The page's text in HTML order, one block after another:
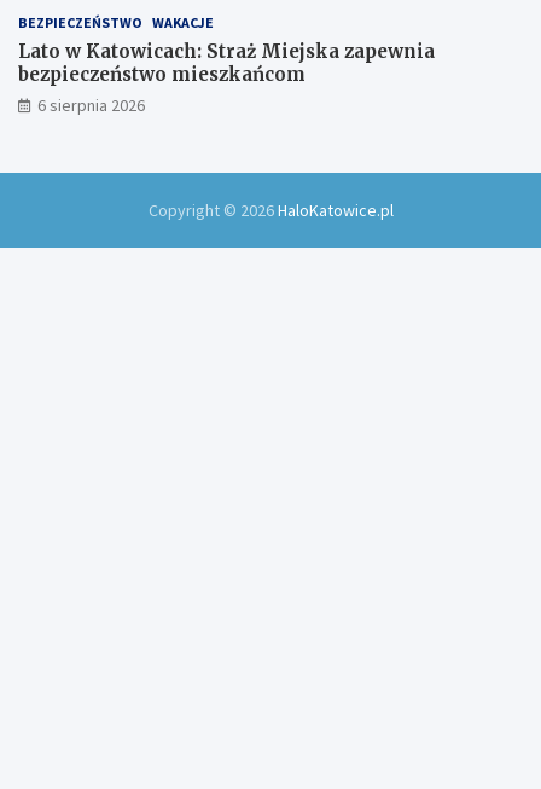
BEZPIECZEŃSTWO WAKACJE
Lato w Katowicach: Straż Miejska zapewnia
bezpieczeństwo mieszkańcom
6 sierpnia 2026
Copyright © 2026HaloKatowice.pl